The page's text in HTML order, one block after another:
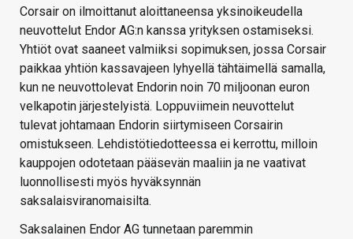
Corsair on ilmoittanut aloittaneensa yksinoikeudella
neuvottelut Endor AG:n kanssa yrityksen ostamiseksi.
Yhtiöt ovat saaneet valmiiksi sopimuksen, jossa Corsair
paikkaa yhtiön kassavajeen lyhyellä tähtäimellä samalla,
kun ne neuvottolevat Endorin noin 70 miljoonan euron
velkapotin järjestelyistä. Loppuviimein neuvottelut
tulevat johtamaan Endorin siirtymiseen Corsairin
omistukseen. Lehdistötiedotteessa ei kerrottu, milloin
kauppojen odotetaan pääsevän maaliin ja ne vaativat
luonnollisesti myös hyväksynnän
saksalaisviranomaisilta.
Saksalainen Endor AG tunnetaan paremmin